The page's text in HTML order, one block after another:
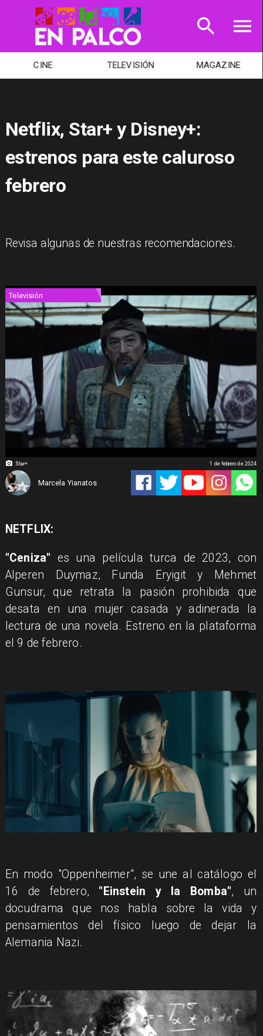
CINE TELEVISIÓN MAGAZINE
Netflix, Star+ y Disney+:
estrenos para este caluroso
febrero
Revisa algunas de nuestras recomendaciones.
Star+
Televisión
Marcela Yianatos
1 de febrero de 2024
​NETFLIX:
"Ceniza" es una película turca de 2023, con
Alperen Duymaz, Funda Eryigit y Mehmet
Gunsur, que retrata la pasión prohibida que
desata en una mujer casada y adinerada la
lectura de una novela. Estreno en la plataforma
el 9 de febrero.
En modo "Oppenheimer", se une al catálogo el
16 de febrero, "Einstein y la Bomba", un
docudrama que nos habla sobre la vida y
pensamientos del físico luego de dejar la
Alemania Nazi.